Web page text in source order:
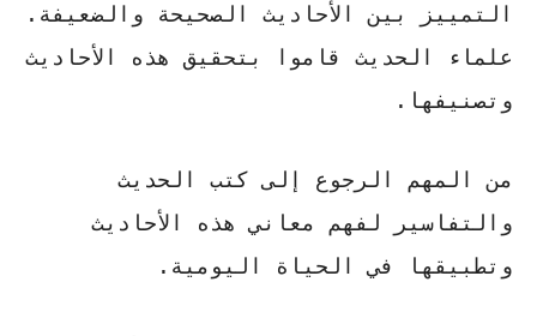
التمييز بين الأحاديث الصحيحة والضعيفة.
علماء الحديث قاموا بتحقيق هذه الأحاديث
وتصنيفها.
من المهم الرجوع إلى كتب الحديث
والتفاسير لفهم معاني هذه الأحاديث
وتطبيقها في الحياة اليومية.